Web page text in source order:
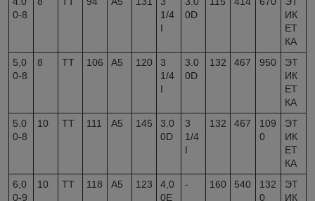
0-8
1/4
I
0D
ИК
ЕТ
КА
5,0
0-8
8 TT 106 A5 120
3
1/4
I
3.0
0D
132 467 950
ЭТ
ИК
ЕТ
КА
5.0
0-8
10 TT 111 A5 145
3.0
0D
3
1/4
I
132 467
109
0
ЭТ
ИК
ЕТ
КА
6,0
0-9
10 TT 118 A5 123
4,0
0E
- 160 540
132
0
ЭТ
ИК